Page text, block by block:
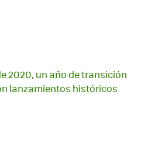
2020, un año de transición
lanzamientos históricos